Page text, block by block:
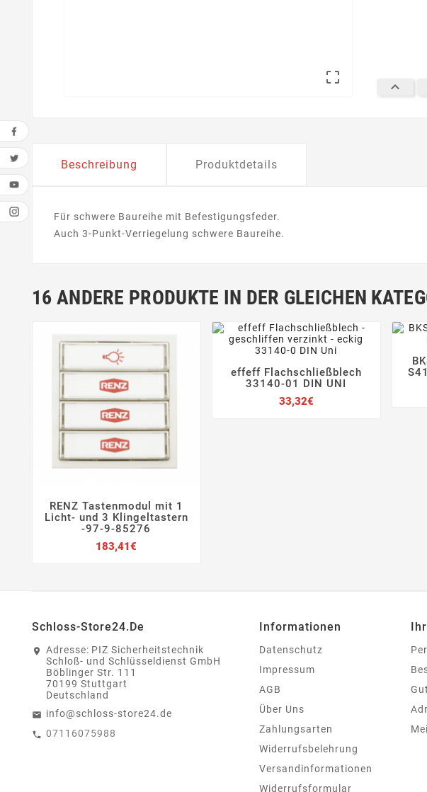


Beschreibung Produktdetails
Für schwere Baureihe mit Befestigungsfeder.
Auch 3-Punkt-Verriegelung schwere Baureihe.
16 ANDERE PRODUKTE IN DER GLEICHEN
   
RENZ Tastenmodul mit 1
Licht- und 3 Klingeltastern
-97-9-85276
183,41€
   
effeff Flachschließblech
33140-01 DIN UNI
33,32€Preis
Schloss-Store24.de
Adresse: PIZ Sicherheitstechnik
Schloß- und Schlüsseldienst GmbH
Böblinger Str. 111
70199 Stuttgart
Deutschland
info@schloss-store24.de
07116075988
Informationen
Datenschutz
Impressum
AGB
Über Uns
Zahlungsarten
Widerrufsbelehrung
Versandinformationen
Widerrufsformular